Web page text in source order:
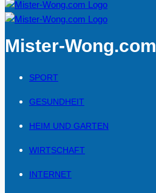
Mister-Wong.com
SPORT
GESUNDHEIT
HEIM UND GARTEN
WIRTSCHAFT
INTERNET